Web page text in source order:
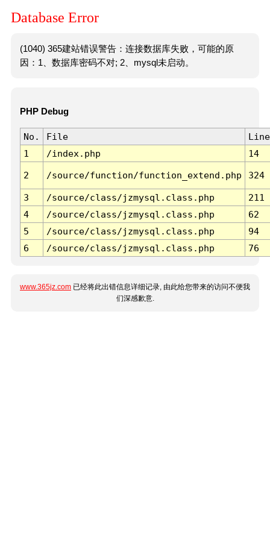
Database Error
(1040) 365建站错误警告：连接数据库失败，可能的原
因：1、数据库密码不对; 2、mysql未启动。
PHP Debug
No. File
Line
1
/index.php 14
2 /source/function/function_extend.php 324
3 /source/class/jzmysql.class.php
211
4
/source/class/jzmysql.class.php
62
5
/source/class/jzmysql.class.php
94
6
/source/class/jzmysql.class.php 76
www.365jz.com 已经将此出错信息详细记录, 由此给您带来的访问不便我
们深感歉意.